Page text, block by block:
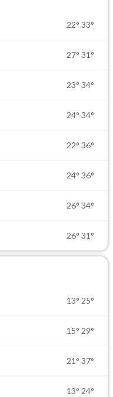
22° 33°
27° 31°
23° 34°
24° 34°
22° 36°
24° 36°
26° 34°
26° 31°
13° 25°
15° 29°
21° 37°
13° 24°